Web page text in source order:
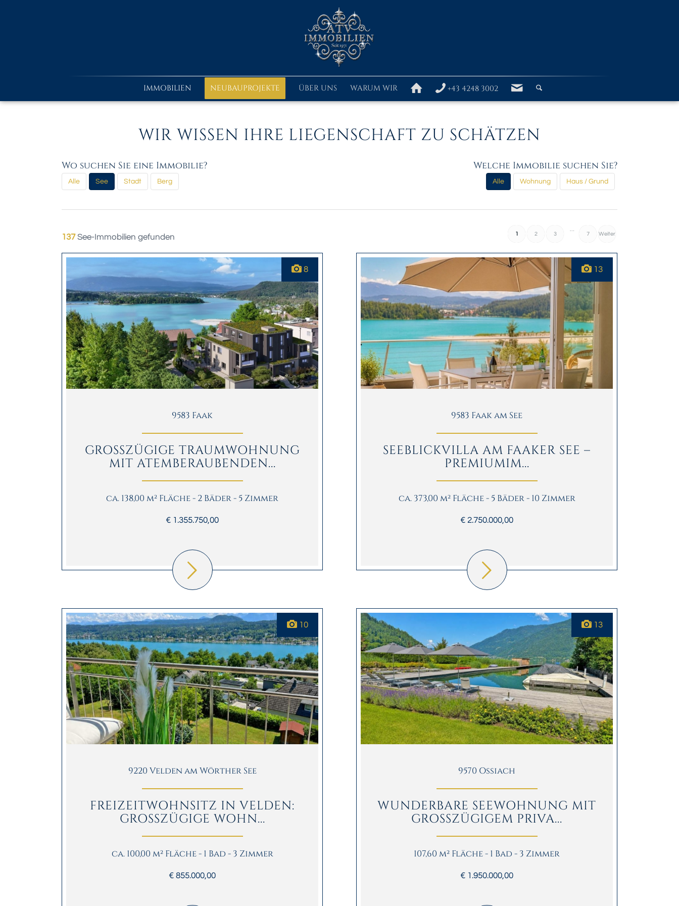
IMMOBILIEN NEUBAUPROJEKTE ÜBER UNS WARUM WIR +43 4248 3002
WIR WISSEN IHRE LIEGENSCHAFT ZU SCHÄTZEN
Wo suchen Sie eine Immobilie?
Alle See Stadt Berg
Welche Immobilie suchen Sie?
Haus / Grund
Wohnung
Alle
137See-Immobilien gefunden 1 2 3
7
Weiter
8
9583 Faak
GROSSZÜGIGE TRAUMWOHNUNG M
IT ATEMBERAUBENDEN...
ca. 138,00 m² Fläche - 2 Bäder - 5 Zimmer
€ 1.355.750,00
13
9583 Faak am See
SEEBLICKVILLA AM FAAKER SEE –
PREMIUMIM...
ca. 373,00 m² Fläche - 5 Bäder - 10 Zimmer
€ 2.750.000,00
10
9220 Velden am Wörther See
FREIZEITWOHNSITZ IN VELDEN:
GROSSZÜGIGE WOHN...
ca. 100,00 m² Fläche - 1 Bad - 3 Zimmer
€ 855.000,00
13
9570 Ossiach
WUNDERBARE SEEWOHNUNG MIT
GROSSZÜGIGEM PRIVA...
107,60 m² Fläche - 1 Bad - 3 Zimmer
€ 1.950.000,00